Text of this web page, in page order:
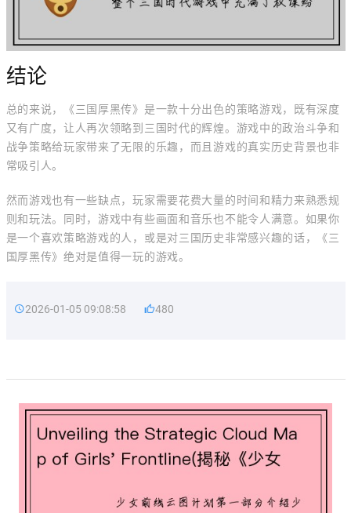
结论
总的来说，《三国厚黑传》是一款十分出色的策略游戏，既有深度
又有广度，让人再次领略到三国时代的辉煌。游戏中的政治斗争和
战争策略给玩家带来了无限的乐趣，而且游戏的真实历史背景也非
常吸引人。
然而游戏也有一些缺点，玩家需要花费大量的时间和精力来熟悉规
则和玩法。同时，游戏中有些画面和音乐也不能令人满意。如果你
是一个喜欢策略游戏的人，或是对三国历史非常感兴趣的话，《三
国厚黑传》绝对是值得一玩的游戏。
2026-01-05 09:08:58 480